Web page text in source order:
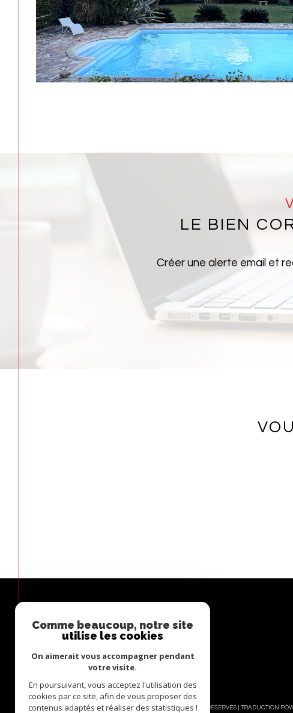
LE BIEN
Créer une alerte email et
ESPACE
PROPRIÉTAIRE
Se connecter
© 2026 | TOUS DROITS RÉSERVÉS | TRADUCTION
Comme beaucoup, notre site
utilise les cookies
On aimerait vous accompagner pendant
votre visite.
En poursuivant, vous acceptez l'utilisation des
cookies par ce site, afin de vous proposer des
contenus adaptés et réaliser des statistiques !